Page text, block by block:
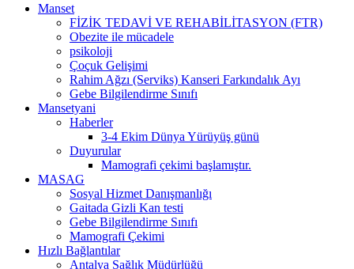
Manset
FİZİK TEDAVİ VE REHABİLİTASYON (FTR)
Obezite ile mücadele
psikoloji
Çoçuk Gelişimi
Rahim Ağzı (Serviks) Kanseri Farkındalık Ayı
Gebe Bilgilendirme Sınıfı
Mansetyani
Haberler
3-4 Ekim Dünya Yürüyüş günü
Duyurular
Mamografi çekimi başlamıştır.
MASAG
Sosyal Hizmet Danışmanlığı
Gaitada Gizli Kan testi
Gebe Bilgilendirme Sınıfı
Mamografi Çekimi
Hızlı Bağlantılar
Antalya Sağlık Müdürlüğü